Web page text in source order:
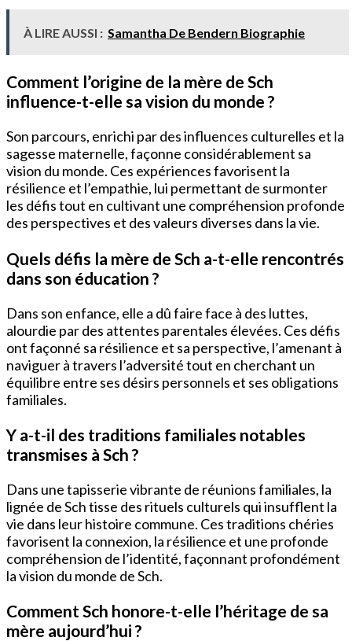
À LIRE AUSSI : Samantha De Bendern Biographie
Comment l’origine de la mère de Sch
influence-t-elle sa vision du monde ?
Son parcours, enrichi par des influences culturelles et la
sagesse maternelle, façonne considérablement sa
vision du monde. Ces expériences favorisent la
résilience et l’empathie, lui permettant de surmonter
les défis tout en cultivant une compréhension profonde
des perspectives et des valeurs diverses dans la vie.
Quels défis la mère de Sch a-t-elle rencontrés
dans son éducation ?
Dans son enfance, elle a dû faire face à des luttes,
alourdie par des attentes parentales élevées. Ces défis
ont façonné sa résilience et sa perspective, l’amenant à
naviguer à travers l’adversité tout en cherchant un
équilibre entre ses désirs personnels et ses obligations
familiales.
Y a-t-il des traditions familiales notables
transmises à Sch ?
Dans une tapisserie vibrante de réunions familiales, la
lignée de Sch tisse des rituels culturels qui insufflent la
vie dans leur histoire commune. Ces traditions chéries
favorisent la connexion, la résilience et une profonde
compréhension de l’identité, façonnant profondément
la vision du monde de Sch.
Comment Sch honore-t-elle l’héritage de sa
mère aujourd’hui ?